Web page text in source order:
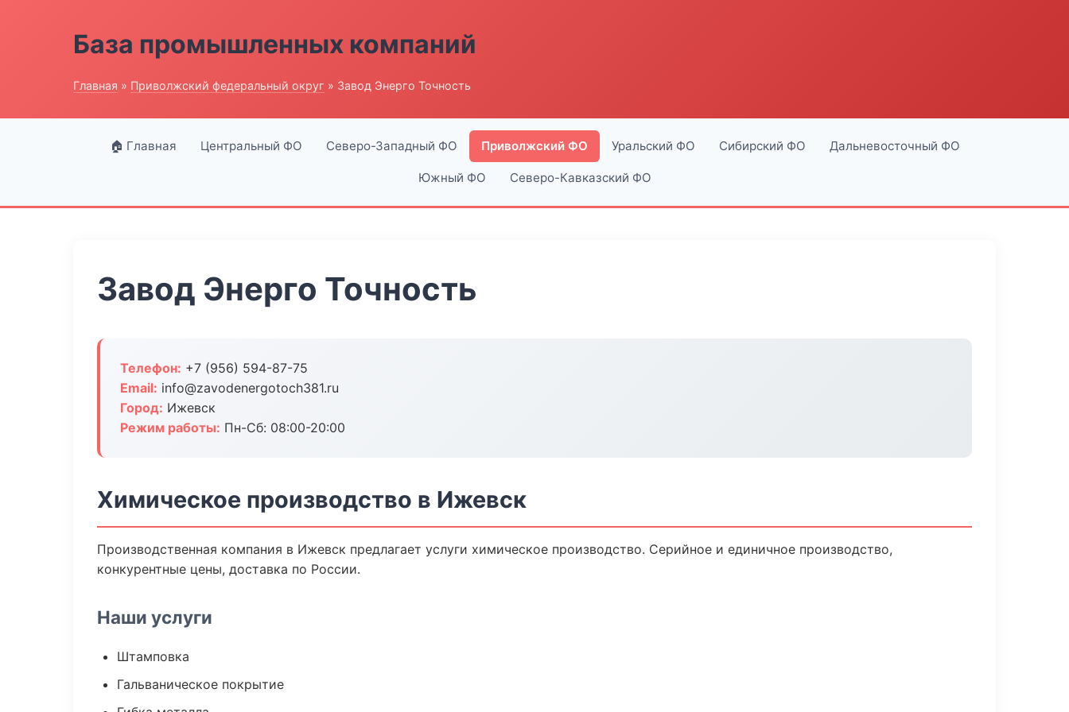
База промышленных компаний
Главная » Приволжский федеральный округ » Завод Энерго Точность
🏠 Главная Центральный ФО Северо-Западный ФО Приволжский ФО Уральский ФО Сибирский ФО Дальневосточный ФО
Южный ФО Северо-Кавказский ФО
Завод Энерго Точность
Телефон: +7 (956) 594-87-75
Email: info@zavodenergotoch381.ru
Город: Ижевск
Режим работы: Пн-Сб: 08:00-20:00
Химическое производство в Ижевск
Производственная компания в Ижевск предлагает услуги химическое производство. Серийное и единичное производство,
конкурентные цены, доставка по России.
Наши услуги
Штамповка
Гальваническое покрытие